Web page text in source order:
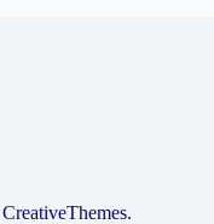
CreativeThemes.